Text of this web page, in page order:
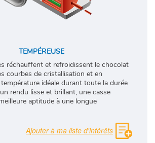
TEMPÉREUSE
réchauffent et refroidissent le chocolat
courbes de cristallisation et en
idéale durant toute la durée
rendu lisse et brillant, une casse
aptitude à une longue